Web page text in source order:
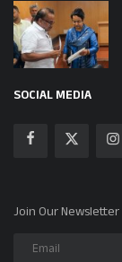
SOCIAL MEDIA
Join Our Newsletter